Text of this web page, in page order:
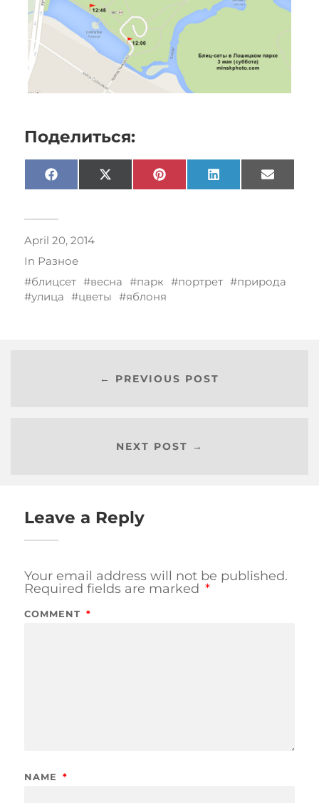
Поделиться:
Facebook X
(Twitter)
Pinterest LinkedIn Email
April 20, 2014
In Разное
блицсет
весна парк портрет
природа
улица
цветы яблоня
← PREVIOUS POST
NEXT POST →
Leave a Reply
Your email address will not be published.
Required fields are marked *
COMMENT *
NAME *